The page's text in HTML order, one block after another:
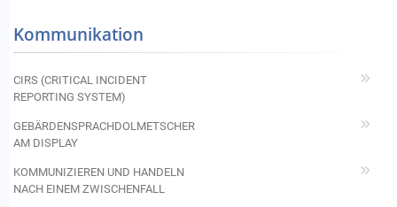
Kommunikation
CIRS (CRITICAL INCIDENT
REPORTING SYSTEM)
GEBÄRDENSPRACHDOLMETSCHER
AM DISPLAY
KOMMUNIZIEREN UND HANDELN
NACH EINEM ZWISCHENFALL